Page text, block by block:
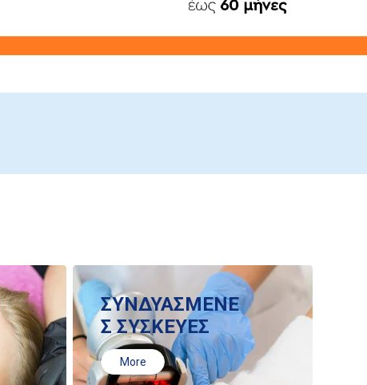
ΣΥΝΔΥΑΣΜΕΝΕ
Σ ΣΥΣΚΕΥΕΣ
More